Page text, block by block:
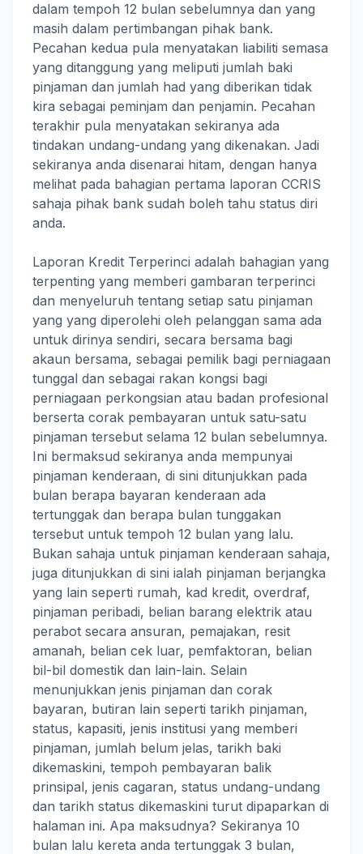
dalam tempoh 12 bulan sebelumnya dan yang
masih dalam pertimbangan pihak bank.
Pecahan kedua pula menyatakan liabiliti semasa
yang ditanggung yang meliputi jumlah baki
pinjaman dan jumlah had yang diberikan tidak
kira sebagai peminjam dan penjamin. Pecahan
terakhir pula menyatakan sekiranya ada
tindakan undang-undang yang dikenakan. Jadi
sekiranya anda disenarai hitam, dengan hanya
melihat pada bahagian pertama laporan CCRIS
sahaja pihak bank sudah boleh tahu status diri
anda.
Laporan Kredit Terperinci adalah bahagian yang
terpenting yang memberi gambaran terperinci
dan menyeluruh tentang setiap satu pinjaman
yang yang diperolehi oleh pelanggan sama ada
untuk dirinya sendiri, secara bersama bagi
akaun bersama, sebagai pemilik bagi perniagaan
tunggal dan sebagai rakan kongsi bagi
perniagaan perkongsian atau badan profesional
berserta corak pembayaran untuk satu-satu
pinjaman tersebut selama 12 bulan sebelumnya.
Ini bermaksud sekiranya anda mempunyai
pinjaman kenderaan, di sini ditunjukkan pada
bulan berapa bayaran kenderaan ada
tertunggak dan berapa bulan tunggakan
tersebut untuk tempoh 12 bulan yang lalu.
Bukan sahaja untuk pinjaman kenderaan sahaja,
juga ditunjukkan di sini ialah pinjaman berjangka
yang lain seperti rumah, kad kredit, overdraf,
pinjaman peribadi, belian barang elektrik atau
perabot secara ansuran, pemajakan, resit
amanah, belian cek luar, pemfaktoran, belian
bil-bil domestik dan lain-lain. Selain
menunjukkan jenis pinjaman dan corak
bayaran, butiran lain seperti tarikh pinjaman,
status, kapasiti, jenis institusi yang memberi
pinjaman, jumlah belum jelas, tarikh baki
dikemaskini, tempoh pembayaran balik
prinsipal, jenis cagaran, status undang-undang
dan tarikh status dikemaskini turut dipaparkan di
halaman ini. Apa maksudnya? Sekiranya 10
bulan lalu kereta anda tertunggak 3 bulan,